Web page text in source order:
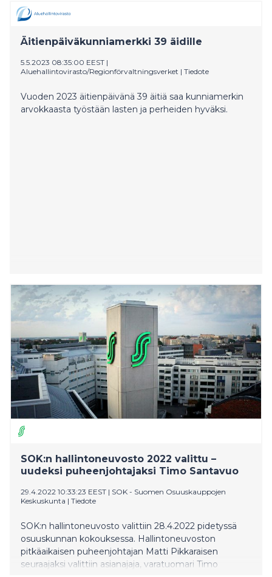
Äitienpäiväkunniamerkki 39 äidille
5.5.2023 08:35:00 EEST |
Aluehallintovirasto/Regionförvaltningsverket | Tiedote
Vuoden 2023 äitienpäivänä 39 äitiä saa kunniamerkin
arvokkaasta työstään lasten ja perheiden hyväksi.
SOK:n hallintoneuvosto 2022 valittu –
uudeksi puheenjohtajaksi Timo Santavuo
29.4.2022 10:33:23 EEST | SOK - Suomen Osuuskauppojen
Keskuskunta | Tiedote
SOK:n hallintoneuvosto valittiin 28.4.2022 pidetyssä
osuuskunnan kokouksessa. Hallintoneuvoston
pitkäaikaisen puheenjohtajan Matti Pikkaraisen
seuraajaksi valittiin asianajaja, varatuomari Timo